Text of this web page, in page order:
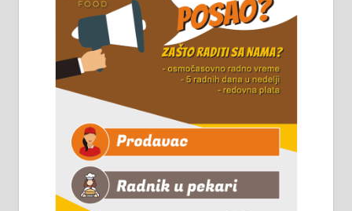
Чистим све врсте димњака.
061/32-13-445